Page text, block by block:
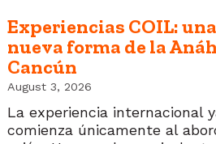
Experiencias COIL: una
nueva forma de la
Cancún
August 3, 2026
La experiencia internacional
comienza únicamente al